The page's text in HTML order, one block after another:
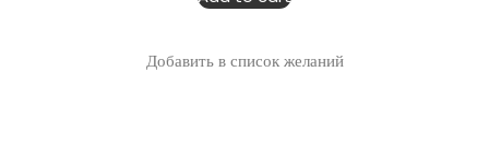
Добавить в список желаний